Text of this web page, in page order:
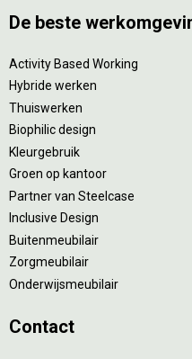
De beste
Activity Based Working
Hybride werken
Thuiswerken
Biophilic design
Kleurgebruik
Groen op kantoor
Partner van Steelcase
Inclusive Design
Buitenmeubilair
Zorgmeubilair
Onderwijsmeubilair
Contact